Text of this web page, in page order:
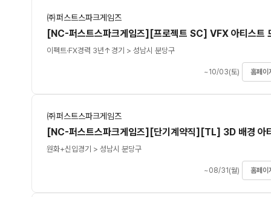
㈜퍼스트스파크게임즈
[NC-퍼스트스파크게임즈][프로젝트 SC] VFX 아티스트
이펙트·FX경력 3년↑ 경기 > 성남시 분당구
~10/03(토) 홈페이
㈜퍼스트스파크게임즈
원화+신입경기 > 성남시 분당구
~08/31(월) 홈페이